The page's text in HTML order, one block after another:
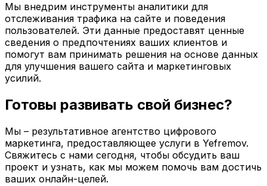
Мы внедрим инструменты аналитики для
отслеживания трафика на сайте и поведения
пользователей. Эти данные предоставят ценные
сведения о предпочтениях ваших клиентов и
помогут вам принимать решения на основе данных
для улучшения вашего сайта и маркетинговых
усилий.
Готовы развивать свой бизнес?
Мы – результативное агентство цифрового
маркетинга, предоставляющее услуги в Yefremov.
Свяжитесь с нами сегодня, чтобы обсудить ваш
проект и узнать, как мы можем помочь вам достичь
ваших онлайн-целей.